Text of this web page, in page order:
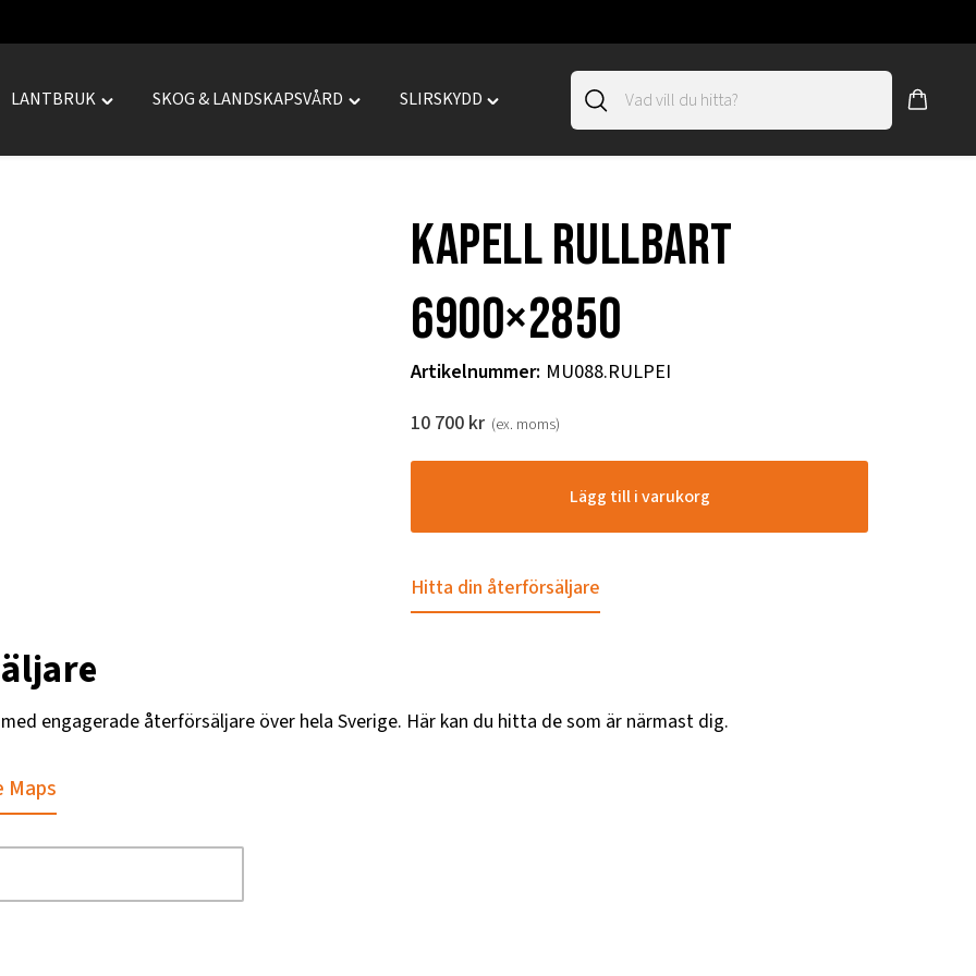
LANTBRUK
Toggle
SKOG & LANDSKAPSVÅRD
Toggle
SLIRSKYDD
Toggle
Kapell rullbart
6900×2850
Artikelnummer: MU088.RULPEI
10 700 kr (ex. moms)
Lägg till i varukorg
Hitta din återförsäljare
engagerade återförsäljare över hela Sverige. Här kan du hitta de som är närmast dig.
Maps